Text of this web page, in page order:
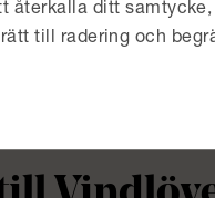
Qflow i
återkalla ditt
till radering och